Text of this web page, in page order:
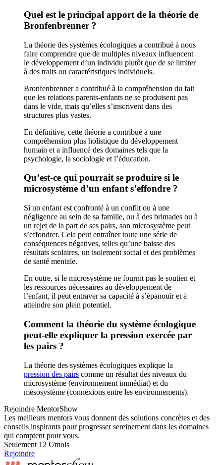
Quel est le principal apport de la théorie de
Bronfenbrenner ?
La théorie des systèmes écologiques a contribué à nous
faire comprendre que de multiples niveaux influencent
le développement d’un individu plutôt que de se limiter
à des traits ou caractéristiques individuels.
Bronfenbrenner a contribué à la compréhension du fait
que les relations parents-enfants ne se produisent pas
dans le vide, mais qu’elles s’inscrivent dans des
structures plus vastes.
En définitive, cette théorie a contribué à une
compréhension plus holistique du développement
humain et a influencé des domaines tels que la
psychologie, la sociologie et l’éducation.
Qu’est-ce qui pourrait se produire si le
microsystème d’un enfant s’effondre ?
Si un enfant est confronté à un conflit ou à une
négligence au sein de sa famille, ou à des brimades ou à
un rejet de la part de ses pairs, son microsystème peut
s’effondrer. Cela peut entraîner toute une série de
conséquences négatives, telles qu’une baisse des
résultats scolaires, un isolement social et des problèmes
de santé mentale.
En outre, si le microsystème ne fournit pas le soutien et
les ressources nécessaires au développement de
l’enfant, il peut entraver sa capacité à s’épanouir et à
atteindre son plein potentiel.
Comment la théorie du système écologique
peut-elle expliquer la pression exercée par
les pairs ?
La théorie des systèmes écologiques explique la
pression des pairs comme un résultat des niveaux du
microsystème (environnement immédiat) et du
mésosystème (connexions entre les environnements).
Rejoindre MentorShow
Les meilleurs mentors vous donnent des solutions concrètes et des
conseils inspirants pour progresser sereinement dans les domaines
qui comptent pour vous.
Seulement 12 €/mois
Rejoindre